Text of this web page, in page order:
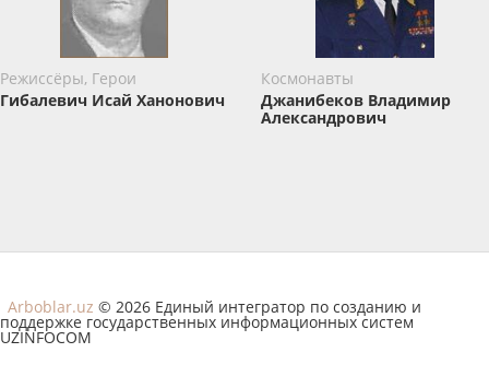
Режиссёры, Герои
Гибалевич Исай Ханонович
Космонавты
Джанибеков Владимир
Александрович
Arboblar.uz © 2026 Единый интегратор по созданию и
поддержке государственных информационных систем
UZINFOCOM